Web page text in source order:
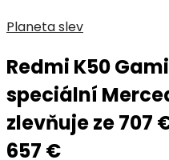
Planeta slev
Redmi K50
speciální
zlevňuje ze 707
657 €